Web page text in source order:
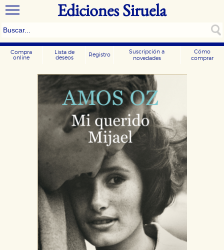
Ediciones Siruela
Compra
online
Lista de
deseos
Registro
Suscripción a
novedades
Cómo
comprar